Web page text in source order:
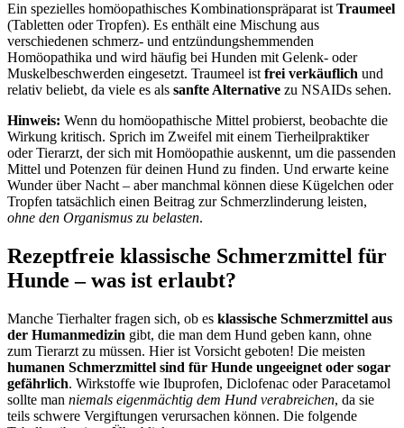
Ein spezielles homöopathisches Kombinationspräparat ist Traumeel
(Tabletten oder Tropfen). Es enthält eine Mischung aus
verschiedenen schmerz- und entzündungshemmenden
Homöopathika und wird häufig bei Hunden mit Gelenk- oder
Muskelbeschwerden eingesetzt. Traumeel ist frei verkäuflich und
relativ beliebt, da viele es als sanfte Alternative zu NSAIDs sehen.
Hinweis: Wenn du homöopathische Mittel probierst, beobachte die
Wirkung kritisch. Sprich im Zweifel mit einem Tierheilpraktiker
oder Tierarzt, der sich mit Homöopathie auskennt, um die passenden
Mittel und Potenzen für deinen Hund zu finden. Und erwarte keine
Wunder über Nacht – aber manchmal können diese Kügelchen oder
Tropfen tatsächlich einen Beitrag zur Schmerzlinderung leisten,
ohne den Organismus zu belasten.
Rezeptfreie klassische Schmerzmittel für
Hunde – was ist erlaubt?
Manche Tierhalter fragen sich, ob es klassische Schmerzmittel aus
der Humanmedizin gibt, die man dem Hund geben kann, ohne
zum Tierarzt zu müssen. Hier ist Vorsicht geboten! Die meisten
humanen Schmerzmittel sind für Hunde ungeeignet oder sogar
gefährlich. Wirkstoffe wie Ibuprofen, Diclofenac oder Paracetamol
sollte man niemals eigenmächtig dem Hund verabreichen, da sie
teils schwere Vergiftungen verursachen können. Die folgende